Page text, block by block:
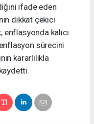
ifade eden
dikkat çekici
kalıcı
sürecini
kararlılıkla